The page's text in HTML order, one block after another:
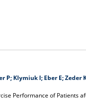
P; Klymiuk I; Eber E; Zeder
Performance of Patients